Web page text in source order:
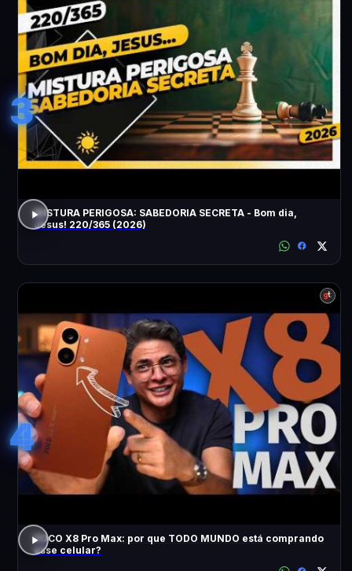
3
MISTURA PERIGOSA: SABEDORIA SECRETA - Bom dia,
Jesus! 220/365 (2026)
4
POCO X8 Pro Max: por que TODO MUNDO está comprando
esse celular?